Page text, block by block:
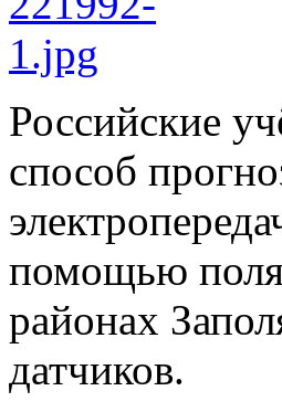
Российские
способ
помощью
районах
датчиков.